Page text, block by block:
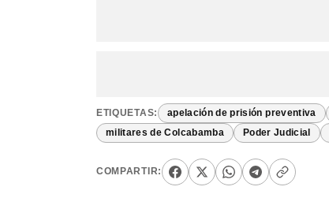
ETIQUETAS: apelación de prisión preventiva
militares de Colcabamba Poder Judicial
COMPARTIR: